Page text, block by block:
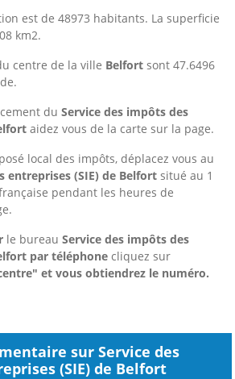
est de 48973 habitants. La superficie
km2.
centre de la ville Belfort sont 47.6496
du Service des impôts des
aidez vous de la carte sur la page.
local des impôts, déplacez vous au
entreprises (SIE) de Belfort situé au 1
pendant les heures de
le bureau Service des impôts des
par téléphone cliquez sur
et vous obtiendrez le numéro.
sur Service des
(SIE) de Belfort